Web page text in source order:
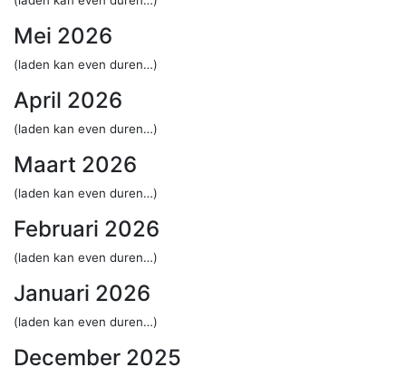
Mei 2026
(laden kan even duren…)
April 2026
(laden kan even duren…)
Maart 2026
(laden kan even duren…)
Februari 2026
(laden kan even duren…)
Januari 2026
(laden kan even duren…)
December 2025